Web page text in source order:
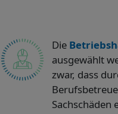
Die
ausgewählt
zwar, dass
Sachschäden